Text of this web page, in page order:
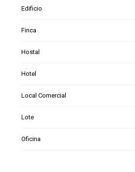
Edificio
Finca
Hostal
Hotel
Local Comercial
Lote
Oficina